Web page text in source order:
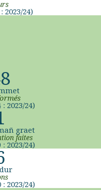
2023/24)
: 2023/24)
graet
faites
: 2023/24)
: 2023/24)